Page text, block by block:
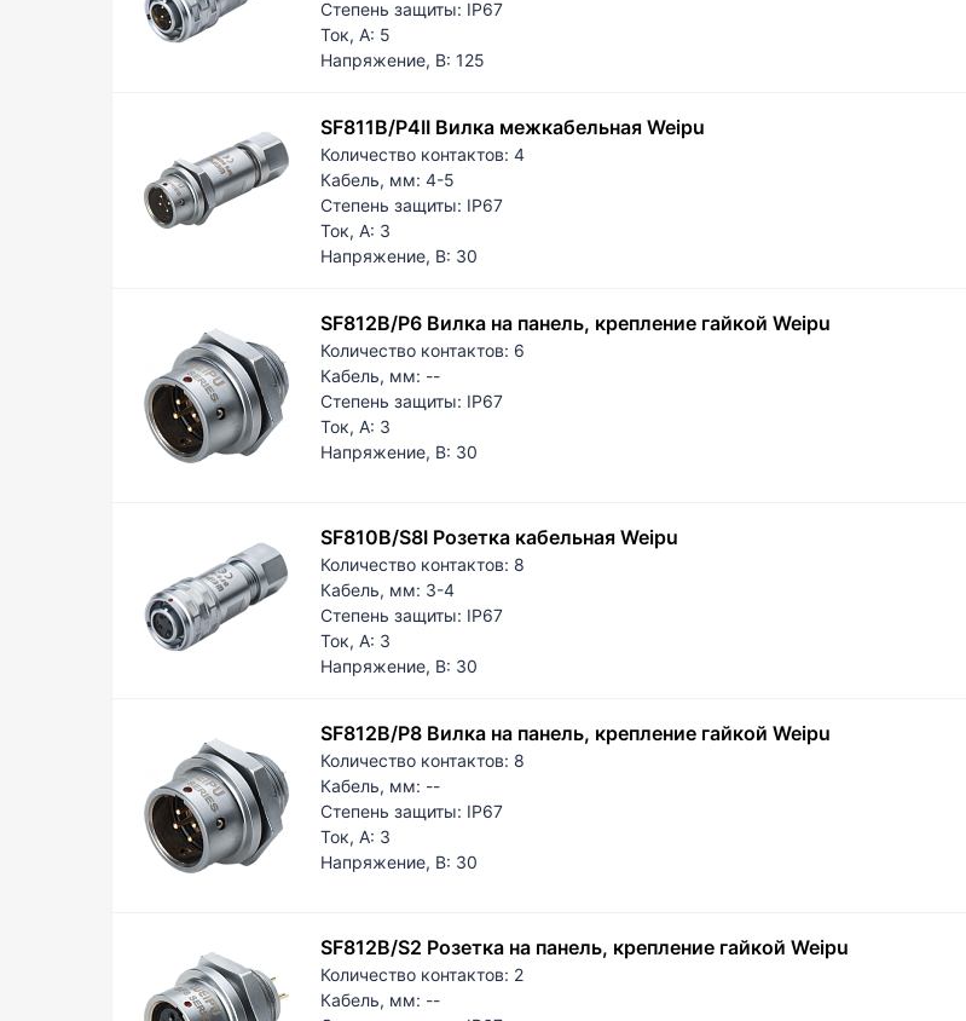
Степень защиты: IP67
Ток, А: 5
Напряжение, В: 125
SF811B/P4II Вилка межкабельная Weipu
Количество контактов: 4
Кабель, мм: 4-5
Степень защиты: IP67
Ток, А: 3
Напряжение, В: 30
SF812B/P6 Вилка на панель, крепление гайкой Weipu
Количество контактов: 6
Кабель, мм: --
Степень защиты: IP67
Ток, А: 3
Напряжение, В: 30
SF810B/S8I Розетка кабельная Weipu
Количество контактов: 8
Кабель, мм: 3-4
Степень защиты: IP67
Ток, А: 3
Напряжение, В: 30
SF812B/P8 Вилка на панель, крепление гайкой Weipu
Количество контактов: 8
Кабель, мм: --
Степень защиты: IP67
Ток, А: 3
Напряжение, В: 30
SF812B/S2 Розетка на панель, крепление гайкой Weipu
Количество контактов: 2
Кабель, мм: --